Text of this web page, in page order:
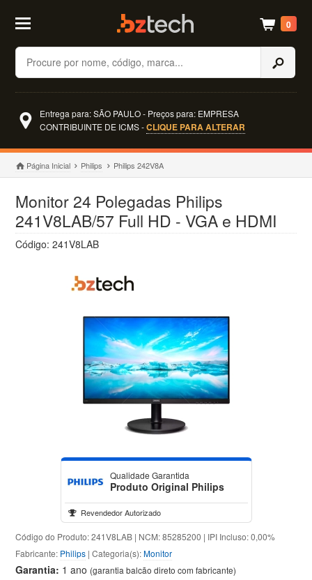
Buscar
0
Entrega para: SÃO PAULO - Preços para: EMPRESA
CONTRIBUINTE DE ICMS -CLIQUE PARA ALTERAR
Página Inicial Philips Philips 242V8A
Monitor 24 Polegadas Philips
241V8LAB/57 Full HD - VGA e HDMI
Código: 241V8LAB
Qualidade Garantida
Produto Original Philips
Revendedor Autorizado
Código do Produto: 241V8LAB | NCM: 85285200 | IPI Incluso: 0,00%
Fabricante: Philips | Categoria(s):Monitor
Garantia: 1 ano (garantia balcão direto com fabricante)